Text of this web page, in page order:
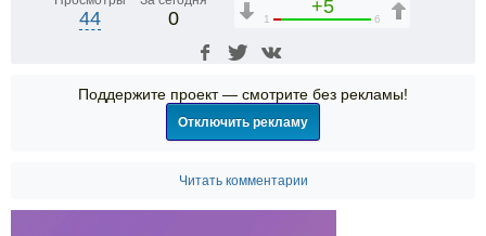
44 0
+5
1 6
Поддержите проект — смотрите без рекламы!
Отключить рекламу
Читать комментарии